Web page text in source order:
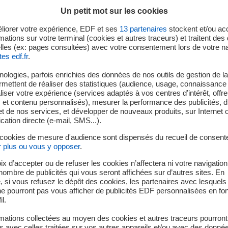
:
n°3 de la centrale nucléaire de Paluel a été
avait été mise à l’arrêt le vendredi 22 mai, dans le cadre de
de renouveler une partie de son combustible et de réaliser
et n°4 sont en fonctionnement et alimentent le réseau
pour maintenance dans le cadre de sa 4ème visite
à l’Autorité de sûreté nucléaire et de radioprotection (ASNR),
du nucléaire (CLIN) de Penly-Paluel et aux maires des
:
Un petit mot sur les cookies
votre expérience, EDF et ses 13 partenaires stockent et/ou
sur votre terminal (cookies et autres traceurs) et traitent des
(ex: pages consultées) avec votre consentement lors de votre
edf.fr.
parfois enrichies des données de nos outils de gestion de
de réaliser des statistiques (audience, usage,
votre expérience (services adaptés à vos centres d’intérêt,
et contenu personnalisés), mesurer la performance des publicités,
de nos services, et développer de nouveaux produits, sur Internet
directe (e-mail, SMS...).
de mesure d'audience sont dispensés du recueil de
plus ou vous y opposer.
d’accepter ou de refuser les cookies n’affectera ni votre
de publicités qui vous seront affichées sur d’autres sites. En
si vous refusez le dépôt des cookies, les partenaires avec
pourront pas vous afficher de publicités EDF personnalisées en
collectées au moyen des cookies et autres traceurs